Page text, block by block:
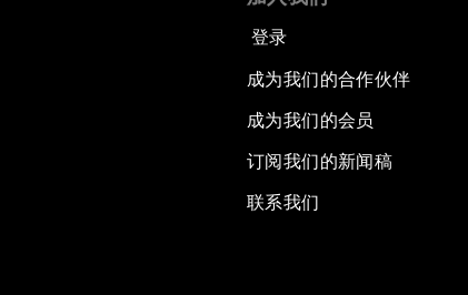
登录
成为我们的合作伙伴
成为我们的会员
订阅我们的新闻稿
联系我们